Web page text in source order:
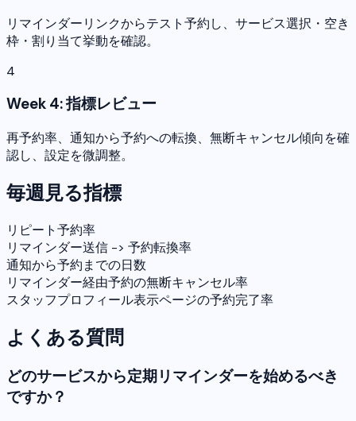
リマインダーリンクからテスト予約し、サービス選択・空き
枠・割り当て挙動を確認。
4
Week 4: 指標レビュー
再予約率、通知から予約への転換、無断キャンセル傾向を確
認し、設定を微調整。
毎週見る指標
リピート予約率
リマインダー送信 -> 予約転換率
通知から予約までの日数
リマインダー経由予約の無断キャンセル率
スタッフプロフィール表示ページの予約完了率
よくある質問
どのサービスから定期リマインダーを始めるべき
ですか？